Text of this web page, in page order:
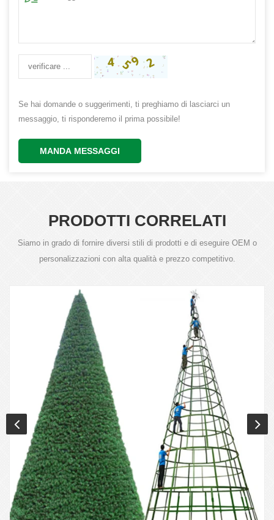
Se hai domande o suggerimenti, ti preghiamo di lasciarci un
messaggio, ti risponderemo il prima possibile!
MANDA MESSAGGI
PRODOTTI CORRELATI
Siamo in grado di fornire diversi stili di prodotti e di eseguire OEM o
personalizzazioni con alta qualità e prezzo competitivo.